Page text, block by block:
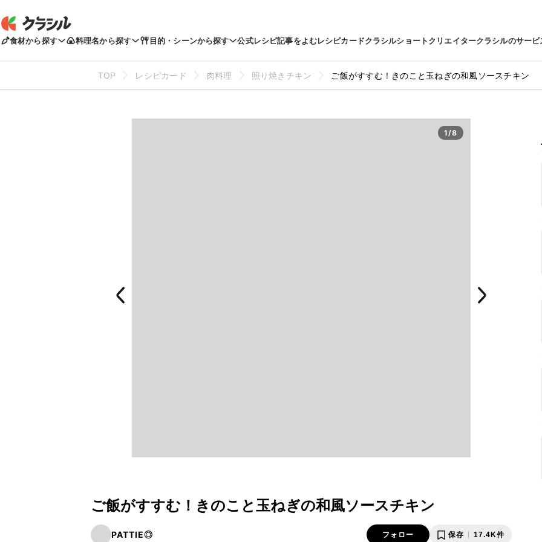
食材から探す 料理名から探す 目的・シーンから探す 公式レシピ記事をよむレシピカードクラシルショートクリエイタークラシルのサービ
TOP レシピカード 肉料理 照り焼きチキン ご飯がすすむ！きのこと玉ねぎの和風ソースチキン
1/8
ご飯がすすむ！きのこと玉ねぎの和風ソースチキン
PATTIE◎ フォロー 保存 17.4K件